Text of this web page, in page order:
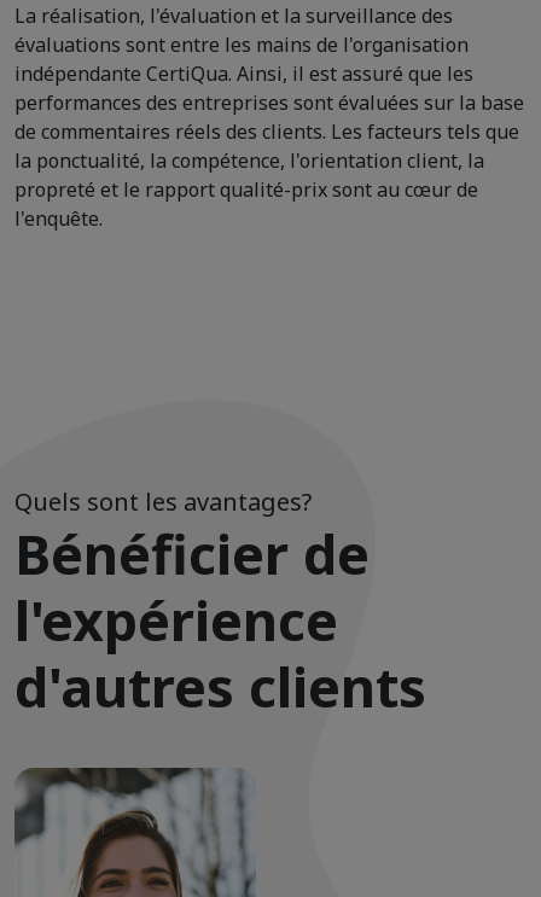
La réalisation, l'évaluation et la surveillance des
évaluations sont entre les mains de l'organisation
indépendante CertiQua. Ainsi, il est assuré que les
performances des entreprises sont évaluées sur la base
de commentaires réels des clients. Les facteurs tels que
la ponctualité, la compétence, l'orientation client, la
propreté et le rapport qualité-prix sont au cœur de
l'enquête.
Quels sont les avantages?
Bénéficier de
l'expérience
d'autres clients